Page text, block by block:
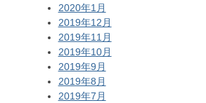
2020年1月
2019年12月
2019年11月
2019年10月
2019年9月
2019年8月
2019年7月